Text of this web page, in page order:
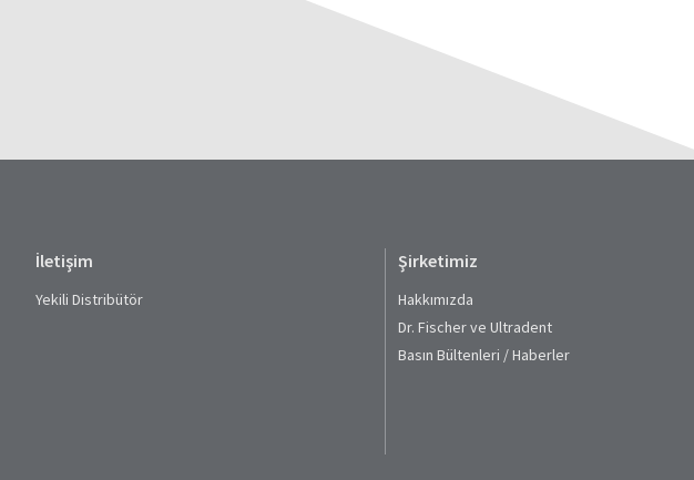
İletişim
Yekili Distribütör
Şirketimiz
Hakkımızda
Dr. Fischer ve Ultradent
Basın Bültenleri / Haberler